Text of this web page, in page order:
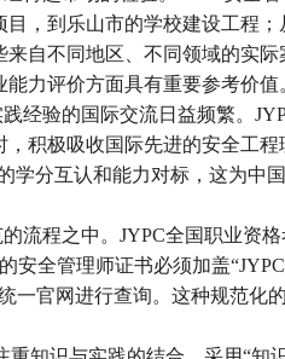
，到乐山市的学校建设工程
自不同地区、不同领域的实
力评价方面具有重要参考价值
经验的国际交流日益频繁。
积极吸收国际先进的安全工程
学分互认和能力对标，这为中
流程之中。 JYPC全国职业资
安全管理师证书必须加盖
一官网进行查询。这种规范化